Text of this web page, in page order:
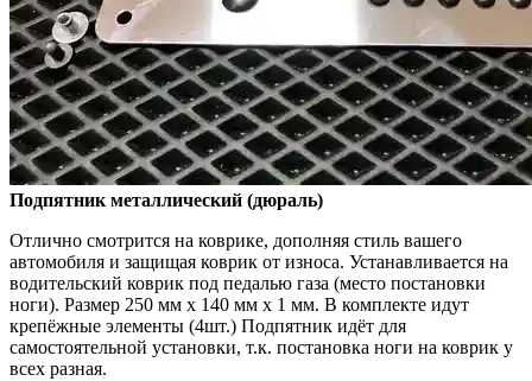
Подпятник металлический (дюраль)
Отлично смотрится на коврике, дополняя стиль вашего
автомобиля и защищая коврик от износа. Устанавливается на
водительский коврик под педалью газа (место постановки
ноги). Размер 250 мм x 140 мм x 1 мм. В комплекте идут
крепёжные элементы (4шт.) Подпятник идёт для
самостоятельной установки, т.к. постановка ноги на коврик у
всех разная.